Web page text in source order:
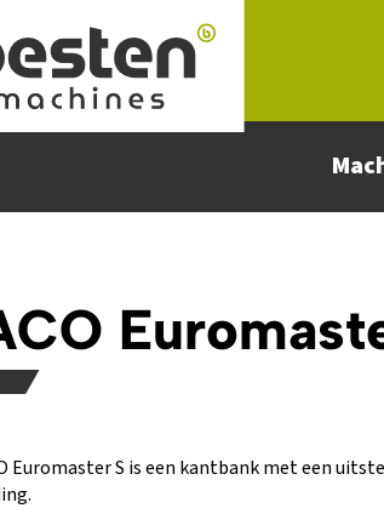
Euromaster S is een kantbank met een